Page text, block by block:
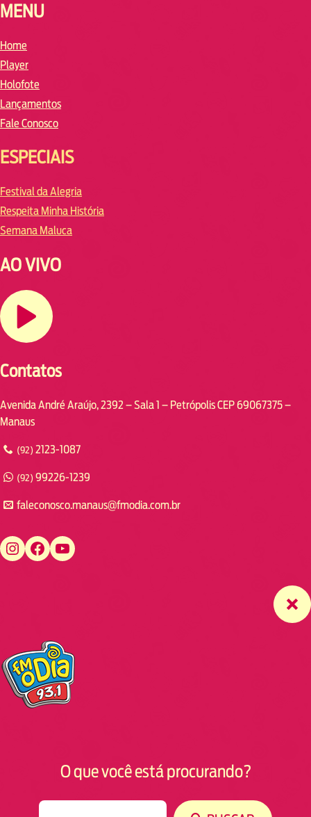
MENU
Home
Player
Holofote
Lançamentos
Fale Conosco
ESPECIAIS
Festival da Alegria
Respeita Minha História
Semana Maluca
AO VIVO
Contatos
Avenida André Araújo, 2392 – Sala 1 – Petrópolis CEP 69067375 –
Manaus
(92) 2123-1087
(92) 99226-1239
faleconosco.manaus@fmodia.com.br
https://www.instagram.com/fmodiamanaus/ https://www.facebook.com/fmodiamanaus https://www.youtube.com/user/radiofmodia
O que você está procurando?